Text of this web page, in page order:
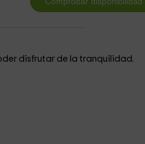
disfrutar de la tranquilidad.